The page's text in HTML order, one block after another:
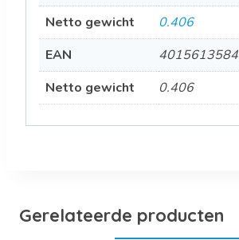
Netto gewicht
0.406
EAN
Netto gewicht
0.406
Gerelateerde producten